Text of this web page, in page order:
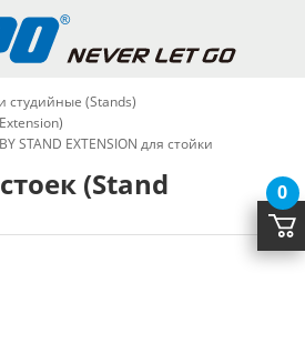
студийные (Stands)
STAND EXTENSION для стойки
(Stand
0